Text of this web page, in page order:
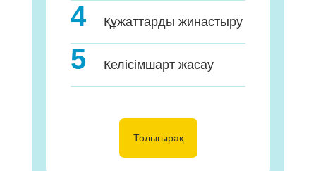
4 Құжаттарды жинастыру
5 Келісімшарт жасау
Толығырақ